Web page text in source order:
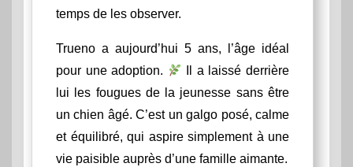
temps de les observer.
Trueno a aujourd’hui 5 ans, l’âge idéal
pour une adoption.
Il a laissé derrière
lui les fougues de la jeunesse sans être
un chien âgé. C’est un galgo posé, calme
et équilibré, qui aspire simplement à une
vie paisible auprès d’une famille aimante.